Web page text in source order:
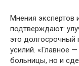
Мнения экспертов
подтверждают:
это долгосрочный
усилий. «Главное
больницы, но и